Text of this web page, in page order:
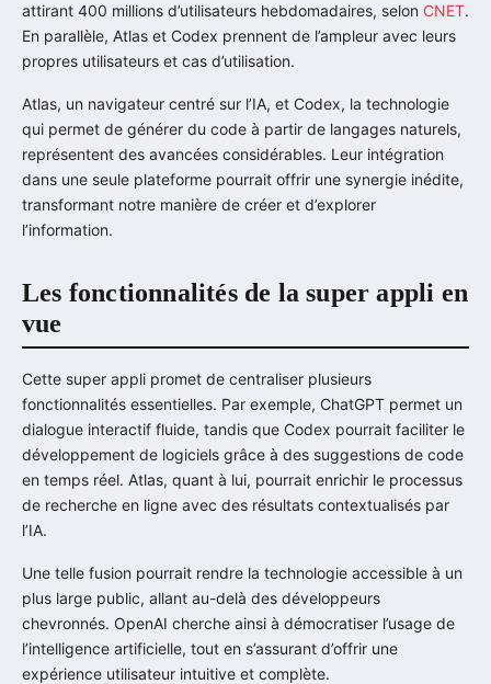
attirant 400 millions d’utilisateurs hebdomadaires, selon CNET.
En parallèle, Atlas et Codex prennent de l’ampleur avec leurs
propres utilisateurs et cas d’utilisation.
Atlas, un navigateur centré sur l’IA, et Codex, la technologie
qui permet de générer du code à partir de langages naturels,
représentent des avancées considérables. Leur intégration
dans une seule plateforme pourrait offrir une synergie inédite,
transformant notre manière de créer et d’explorer
l’information.
Les fonctionnalités de la super appli en
vue
Cette super appli promet de centraliser plusieurs
fonctionnalités essentielles. Par exemple, ChatGPT permet un
dialogue interactif fluide, tandis que Codex pourrait faciliter le
développement de logiciels grâce à des suggestions de code
en temps réel. Atlas, quant à lui, pourrait enrichir le processus
de recherche en ligne avec des résultats contextualisés par
l’IA.
Une telle fusion pourrait rendre la technologie accessible à un
plus large public, allant au-delà des développeurs
chevronnés. OpenAI cherche ainsi à démocratiser l’usage de
l’intelligence artificielle, tout en s’assurant d’offrir une
expérience utilisateur intuitive et complète.